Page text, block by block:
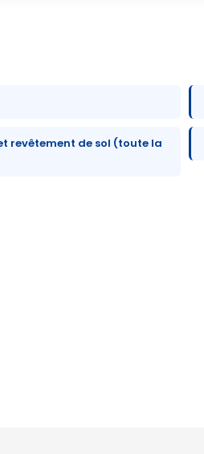
revêtement de sol (toute la